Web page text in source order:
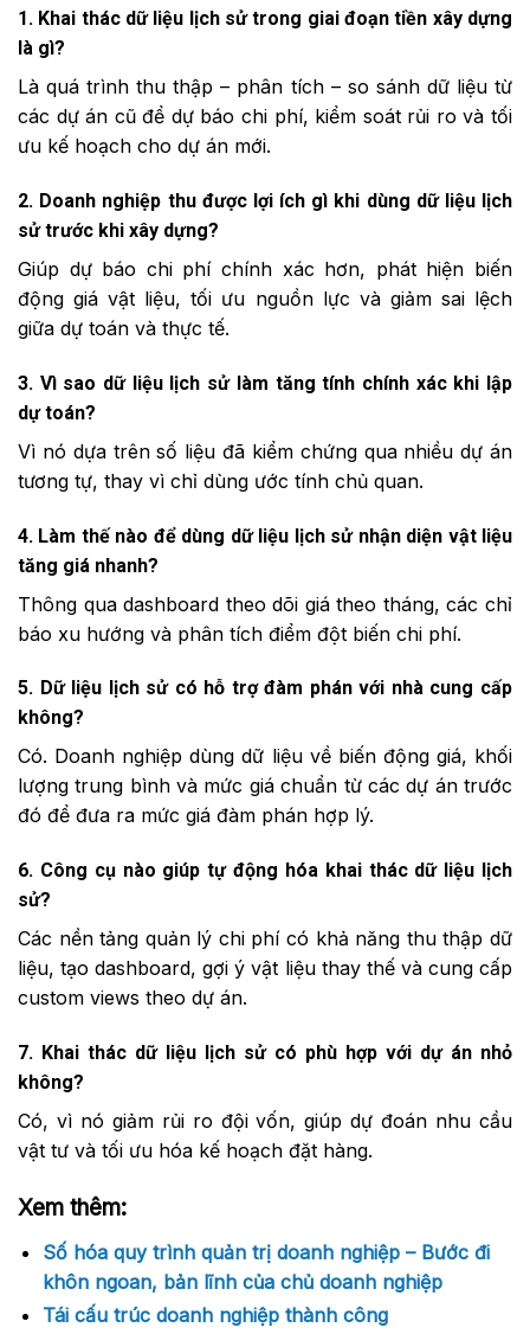
1. Khai thác dữ liệu lịch sử trong giai đoạn tiền xây dựng
là gì?
Là quá trình thu thập – phân tích – so sánh dữ liệu từ
các dự án cũ để dự báo chi phí, kiểm soát rủi ro và tối
ưu kế hoạch cho dự án mới.
2. Doanh nghiệp thu được lợi ích gì khi dùng dữ liệu lịch
sử trước khi xây dựng?
Giúp dự báo chi phí chính xác hơn, phát hiện biến
động giá vật liệu, tối ưu nguồn lực và giảm sai lệch
giữa dự toán và thực tế.
3. Vì sao dữ liệu lịch sử làm tăng tính chính xác khi lập
dự toán?
Vì nó dựa trên số liệu đã kiểm chứng qua nhiều dự án
tương tự, thay vì chỉ dùng ước tính chủ quan.
4. Làm thế nào để dùng dữ liệu lịch sử nhận diện vật liệu
tăng giá nhanh?
Thông qua dashboard theo dõi giá theo tháng, các chỉ
báo xu hướng và phân tích điểm đột biến chi phí.
5. Dữ liệu lịch sử có hỗ trợ đàm phán với nhà cung cấp
không?
Có. Doanh nghiệp dùng dữ liệu về biến động giá, khối
lượng trung bình và mức giá chuẩn từ các dự án trước
đó để đưa ra mức giá đàm phán hợp lý.
6. Công cụ nào giúp tự động hóa khai thác dữ liệu lịch
sử?
Các nền tảng quản lý chi phí có khả năng thu thập dữ
liệu, tạo dashboard, gợi ý vật liệu thay thế và cung cấp
custom views theo dự án.
7. Khai thác dữ liệu lịch sử có phù hợp với dự án nhỏ
không?
Có, vì nó giảm rủi ro đội vốn, giúp dự đoán nhu cầu
vật tư và tối ưu hóa kế hoạch đặt hàng.
Xem thêm:
Số hóa quy trình quản trị doanh nghiệp – Bước đi
khôn ngoan, bản lĩnh của chủ doanh nghiệp
Tái cấu trúc doanh nghiệp thành công